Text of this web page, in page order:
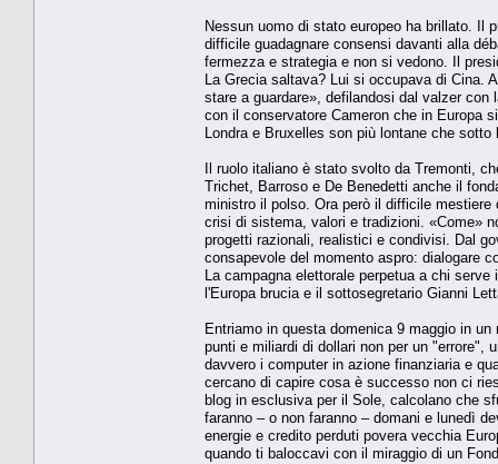
Nessun uomo di stato europeo ha brillato. Il
difficile guadagnare consensi davanti alla
fermezza e strategia e non si vedono. Il
La Grecia saltava? Lui si occupava di Cina.
stare a guardare», defilandosi dal valzer con
con il conservatore Cameron che in Europa
Londra e Bruxelles son più lontane che sotto
Il ruolo italiano è stato svolto da Tremonti,
Trichet, Barroso e De Benedetti anche il
ministro il polso. Ora però il difficile
crisi di sistema, valori e tradizioni. «Come»
progetti razionali, realistici e condivisi. Dal
consapevole del momento aspro: dialogare
La campagna elettorale perpetua a chi
l'Europa brucia e il sottosegretario Gianni
Entriamo in questa domenica 9 maggio in
punti e miliardi di dollari non per un "errore",
davvero i computer in azione finanziaria e
cercano di capire cosa è successo non ci
blog in esclusiva per il Sole, calcolano che
faranno – o non faranno – domani e lunedì
energie e credito perduti povera vecchia
quando ti baloccavi con il miraggio di un